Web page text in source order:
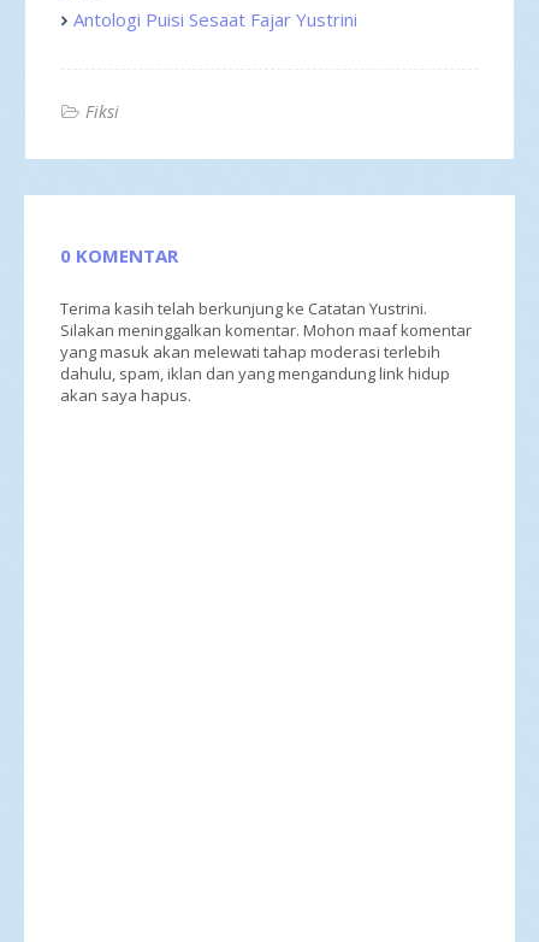
Antologi Puisi Sesaat Fajar Yustrini
Fiksi
0 KOMENTAR
Terima kasih telah berkunjung ke Catatan Yustrini.
Silakan meninggalkan komentar. Mohon maaf komentar
yang masuk akan melewati tahap moderasi terlebih
dahulu, spam, iklan dan yang mengandung link hidup
akan saya hapus.